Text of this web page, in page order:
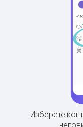
Изберете